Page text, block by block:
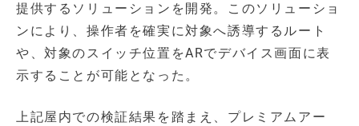
提供するソリューションを開発。このソリューショ
ンにより、操作者を確実に対象へ誘導するルート
や、対象のスイッチ位置をARでデバイス画面に表
示することが可能となった。
上記屋内での検証結果を踏まえ、プレミアムアー